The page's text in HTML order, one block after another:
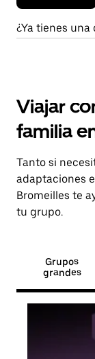
¿Ya tienes una
Viajar
familia
Tanto si
adaptaciones
Bromeilles te
tu grupo.
Grupos
grandes